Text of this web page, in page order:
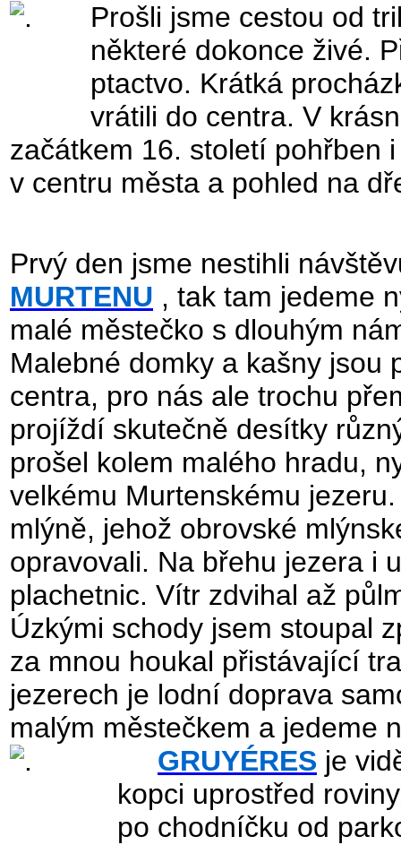
Prošli jsme cestou od
některé dokonce živé.
ptactvo. Krátká
vrátili do centra. V
začátkem 16. století pohřben
v centru města a pohled na
Prvý den jsme nestihli
MURTENU , tak tam jedeme
malé městečko s dlouhým
Malebné domky a kašny jsou
centra, pro nás ale trochu
projíždí skutečně desítky
prošel kolem malého hradu,
velkému Murtenskému
mlýně, jehož obrovské
opravovali. Na břehu jezera i
plachetnic. Vítr zdvihal až
Úzkými schody jsem stoupal
za mnou houkal přistávající
jezerech je lodní doprava
malým městečkem a jedeme
GRUYÉRES je
kopci uprostřed
po chodníčku od